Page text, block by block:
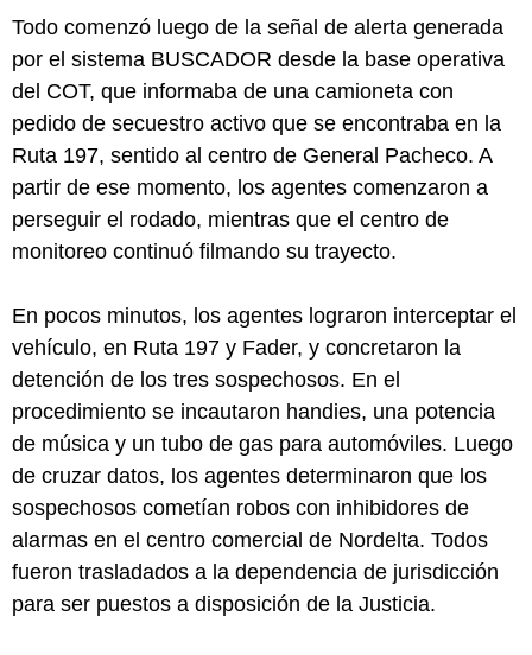
Todo comenzó luego de la señal de alerta generada
por el sistema BUSCADOR desde la base operativa
del COT, que informaba de una camioneta con
pedido de secuestro activo que se encontraba en la
Ruta 197, sentido al centro de General Pacheco. A
partir de ese momento, los agentes comenzaron a
perseguir el rodado, mientras que el centro de
monitoreo continuó filmando su trayecto.
En pocos minutos, los agentes lograron interceptar el
vehículo, en Ruta 197 y Fader, y concretaron la
detención de los tres sospechosos. En el
procedimiento se incautaron handies, una potencia
de música y un tubo de gas para automóviles. Luego
de cruzar datos, los agentes determinaron que los
sospechosos cometían robos con inhibidores de
alarmas en el centro comercial de Nordelta. Todos
fueron trasladados a la dependencia de jurisdicción
para ser puestos a disposición de la Justicia.